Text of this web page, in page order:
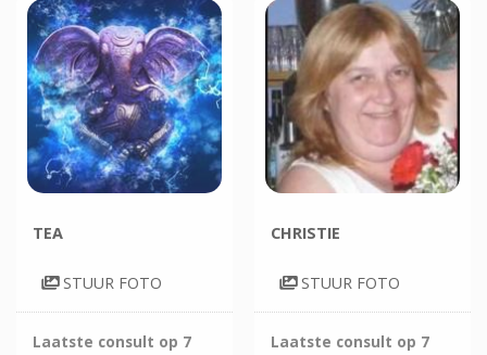
TEA
STUUR FOTO
Laatste consult op 7
CHRISTIE
STUUR FOTO
Laatste consult op 7